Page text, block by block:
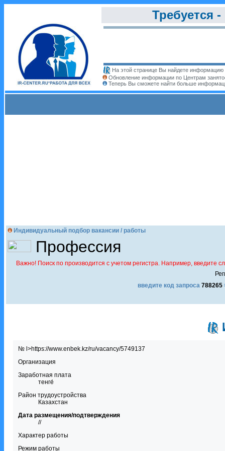
Требуется -
На этой странице Вы найдете информацию
Обновление информации по Центрам
Теперь Вы сможете найти больше
Индивидуальный подбор вакансии / работы
Профессия
Важно! Поиск по производится с учетом регистра. Например,
введите код запроса 788265
№ l>https://www.enbek.kz/ru/vacancy/5749137
Организация
Заработная плата
тенге́
Район трудоустройства
Казахстан
Дата размещения/подтверждения
//
Характер работы
Режим работы